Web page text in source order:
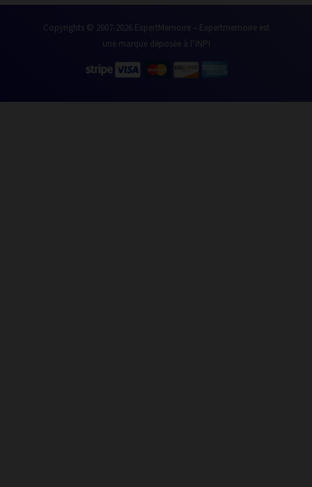
Copyrights © 2007-2026 ExpertMemoire – Expertmemoire est
une marque déposée à l’INPI